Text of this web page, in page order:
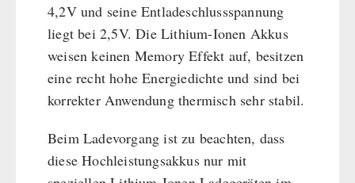
Ergänzungs-Pakete
Schutzraum-Ausrüstung
4,2V und seine Entladeschlussspannung
liegt bei 2,5V. Die Lithium-Ionen Akkus
weisen keinen Memory Effekt auf, besitzen
eine recht hohe Energiedichte und sind bei
korrekter Anwendung thermisch sehr stabil.
Beim Ladevorgang ist zu beachten, dass
diese Hochleistungsakkus nur mit